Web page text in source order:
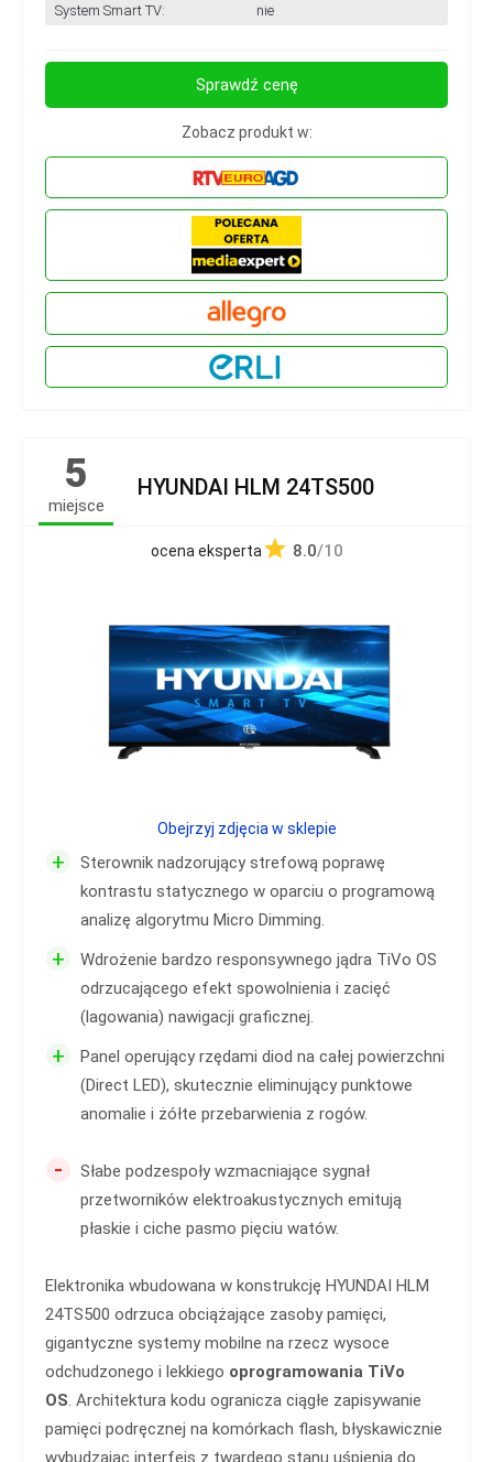
System Smart TV:
nie
Sprawdź cenę
Zobacz produkt w:
5
miejsce
HYUNDAI HLM 24TS500
ocena eksperta 8.0/10
+
Sterownik nadzorujący strefową poprawę
kontrastu statycznego w oparciu o programową
analizę algorytmu Micro Dimming.
+
Wdrożenie bardzo responsywnego jądra TiVo OS
odrzucającego efekt spowolnienia i zacięć
(lagowania) nawigacji graficznej.
+
Panel operujący rzędami diod na całej powierzchni
(Direct LED), skutecznie eliminujący punktowe
anomalie i żółte przebarwienia z rogów.
-
Słabe podzespoły wzmacniające sygnał
przetworników elektroakustycznych emitują
płaskie i ciche pasmo pięciu watów.
Elektronika wbudowana w konstrukcję HYUNDAI HLM
24TS500 odrzuca obciążające zasoby pamięci,
gigantyczne systemy mobilne na rzecz wysoce
odchudzonego i lekkiego oprogramowania TiVo
OS. Architektura kodu ogranicza ciągłe zapisywanie
pamięci podręcznej na komórkach flash, błyskawicznie
wybudzając interfejs z twardego stanu uśpienia do
Obejrzyj zdjęcia w sklepie